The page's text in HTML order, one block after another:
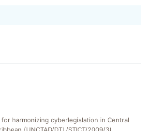
harmonizing cyberlegislation in Central